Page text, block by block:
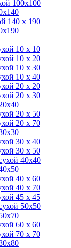
100х100
140 х 190
10 х 10
10 х 20
10 х 30
10 х 40
20 х 20
20 х 30
20 х 50
20 х 70
30 х 40
30 х 50
40х40
40 х 60
40 х 70
45 х 45
50х50
60 х 60
70 х 70